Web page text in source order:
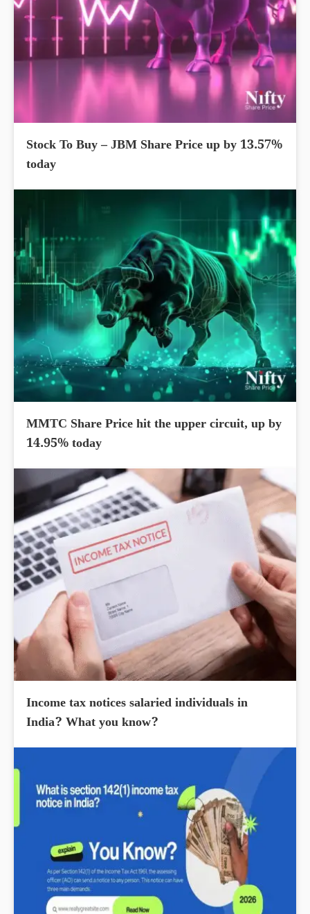
Stock To Buy – JBM Share Price up by 13.57%
today
MMTC Share Price hit the upper circuit, up by
14.95% today
Income tax notices salaried individuals in
India? What you know?